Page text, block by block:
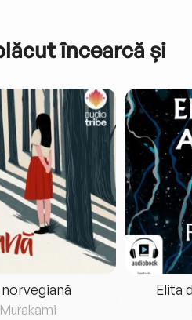
încearcă și
Elita